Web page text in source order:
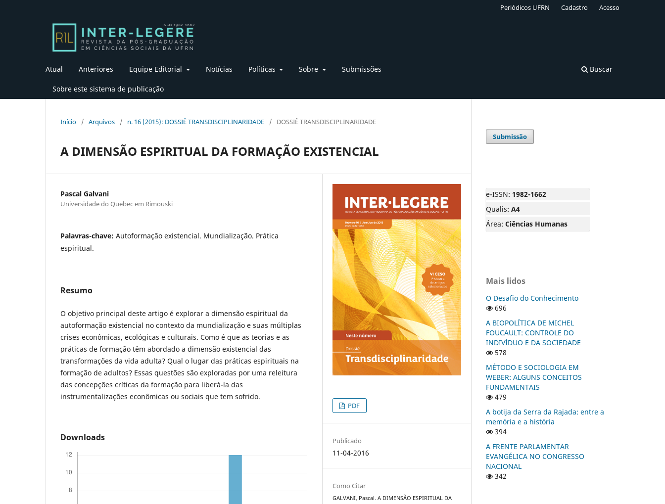
Atual Anteriores Equipe Editorial Notícias Políticas Sobre Submissões
Sobre este sistema de publicação
Buscar
Periódicos UFRN Cadastro Acesso
Início / Arquivos / n. 16 (2015): DOSSIÊ TRANSDISCIPLINARIDADE / DOSSIÊ TRANSDISCIPLINARIDADE
A DIMENSÃO ESPIRITUAL DA FORMAÇÃO EXISTENCIAL
Pascal Galvani
Universidade do Quebec em Rimouski
Palavras-chave: Autoformação existencial. Mundialização. Prática
espiritual.
Resumo
O objetivo principal deste artigo é explorar a dimensão espiritual da
autoformação existencial no contexto da mundialização e suas múltiplas
crises econômicas, ecológicas e culturais. Como é que as teorias e as
práticas de formação têm abordado a dimensão existencial das
transformações da vida adulta? Qual o lugar das práticas espirituais na
formação de adultos? Essas questões são exploradas por uma releitura
das concepções críticas da formação para liberá-la das
instrumentalizações econômicas ou sociais que tem sofrido.
Downloads
PDF
Publicado
11-04-2016
Como Citar
GALVANI, Pascal. A DIMENSÃO ESPIRITUAL DA
Submissão
e-ISSN: 1982-1662
Qualis: A4
Área: Ciências Humanas
Mais lidos
O Desafio do Conhecimento
696
A BIOPOLÍTICA DE MICHEL
FOUCAULT: CONTROLE DO
INDIVÍDUO E DA SOCIEDADE
578
MÉTODO E SOCIOLOGIA EM
WEBER: ALGUNS CONCEITOS
FUNDAMENTAIS
479
A botija da Serra da Rajada: entre a
memória e a história
394
A FRENTE PARLAMENTAR
EVANGÉLICA NO CONGRESSO
NACIONAL
342